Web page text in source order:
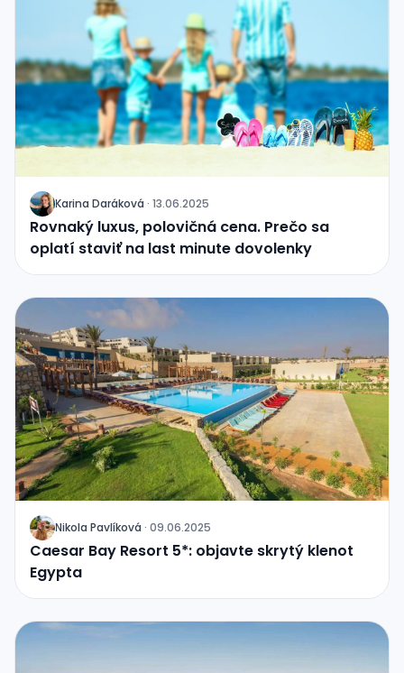
J Karina Daráková · 13.06.2025
Rovnaký luxus, polovičná cena. Prečo sa
oplatí staviť na last minute dovolenky
J Nikola Pavlíková · 09.06.2025
Caesar Bay Resort 5*: objavte skrytý klenot
Egypta